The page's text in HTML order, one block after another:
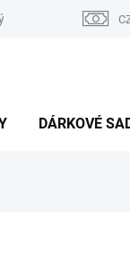
system
DÁRKOVÉ